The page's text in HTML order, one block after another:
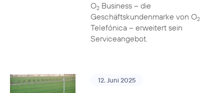
O2Business – die
Geschäftskundenmarke von O2
Telefónica – erweitert sein
Serviceangebot.
12. Juni 2025